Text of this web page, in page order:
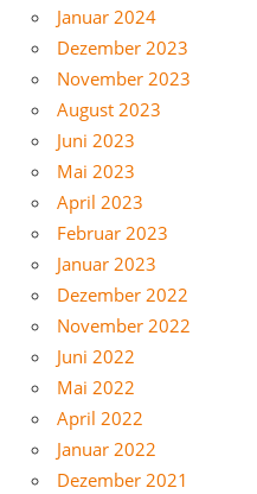
Januar 2024
Dezember 2023
November 2023
August 2023
Juni 2023
Mai 2023
April 2023
Februar 2023
Januar 2023
Dezember 2022
November 2022
Juni 2022
Mai 2022
April 2022
Januar 2022
Dezember 2021